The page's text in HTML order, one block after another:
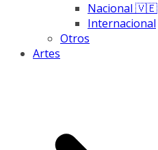
Nacional 🇻🇪
Internacional
Otros
Artes